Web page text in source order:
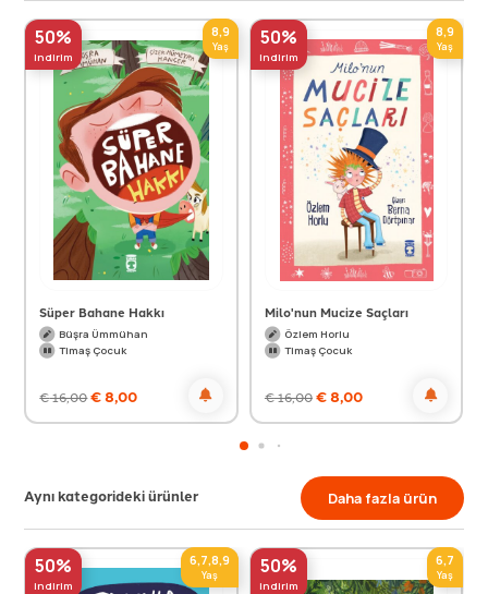
50%
indirim
8,9
Yaş
Süper Bahane Hakkı
Büşra Ümmühan
Timaş Çocuk
€16,00€8,00
50%
indirim
8,9
Yaş
Milo'nun Mucize Saçları
Özlem Horlu
Timaş Çocuk
€16,00€8,00
Aynı kategorideki ürünler Daha fazla ürün
50%
indirim
6,7,8,9
Yaş 50%
indirim
6,7
Yaş